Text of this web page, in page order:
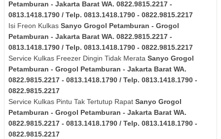
Petamburan - Jakarta Barat WA. 0822.9815.2217 -
0813.1418.1790 / Telp. 0813.1418.1790 - 0822.9815.2217
Isi Freon Kulkas Sanyo Grogol Petamburan - Grogol
Petamburan - Jakarta Barat WA. 0822.9815.2217 -
0813.1418.1790 / Telp. 0813.1418.1790 - 0822.9815.2217
Service Kulkas Freezer Dingin Tidak Merata Sanyo Grogol
Petamburan - Grogol Petamburan - Jakarta Barat WA.
0822.9815.2217 - 0813.1418.1790 / Telp. 0813.1418.1790 -
0822.9815.2217
Service Kulkas Pintu Tak Tertutup Rapat Sanyo Grogol
Petamburan - Grogol Petamburan - Jakarta Barat WA.
0822.9815.2217 - 0813.1418.1790 / Telp. 0813.1418.1790 -
0822.9815.2217